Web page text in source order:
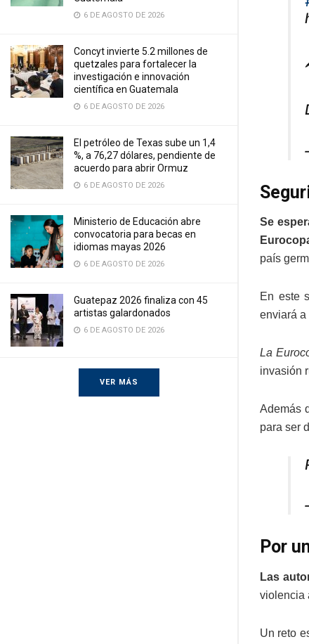
6 DE AGOSTO DE 2026
Concyt invierte 5.2 millones de
quetzales para fortalecer la
investigación e innovación
científica en Guatemala
6 DE AGOSTO DE 2026
El petróleo de Texas sube un 1,4
%, a 76,27 dólares, pendiente de
acuerdo para abrir Ormuz
6 DE AGOSTO DE 2026
Ministerio de Educación abre
convocatoria para becas en
idiomas mayas 2026
6 DE AGOSTO DE 2026
Guatepaz 2026 finaliza con 45
artistas galardonados
6 DE AGOSTO DE 2026
VER MÁS
Se
país
En este
enviará a
La
invasión
Además
para ser
Por
Las
violencia
Un reto